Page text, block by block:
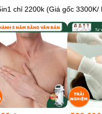
chỉ 2200k (Giá gốc 3300K/